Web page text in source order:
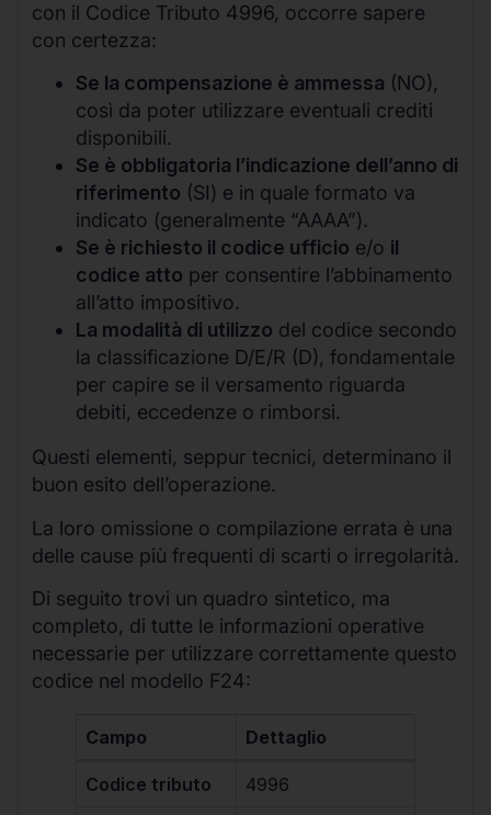
con il Codice Tributo 4996, occorre sapere
con certezza:
Se la compensazione è ammessa (NO),
così da poter utilizzare eventuali crediti
disponibili.
Se è obbligatoria l’indicazione dell’anno di
riferimento (SI) e in quale formato va
indicato (generalmente “AAAA”).
Se è richiesto il codice ufficio e/o il
codice atto per consentire l’abbinamento
all’atto impositivo.
La modalità di utilizzo del codice secondo
la classificazione D/E/R (D), fondamentale
per capire se il versamento riguarda
debiti, eccedenze o rimborsi.
Questi elementi, seppur tecnici, determinano il
buon esito dell’operazione.
La loro omissione o compilazione errata è una
delle cause più frequenti di scarti o irregolarità.
Di seguito trovi un quadro sintetico, ma
completo, di tutte le informazioni operative
necessarie per utilizzare correttamente questo
codice nel modello F24:
Campo Dettaglio
Codice tributo 4996